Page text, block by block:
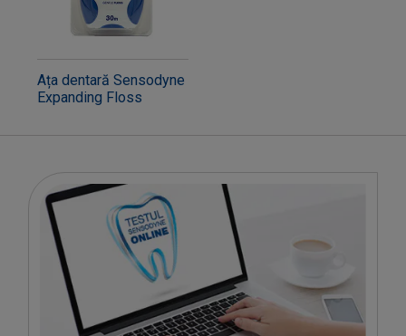
Ața dentară Sensodyne
Expanding Floss